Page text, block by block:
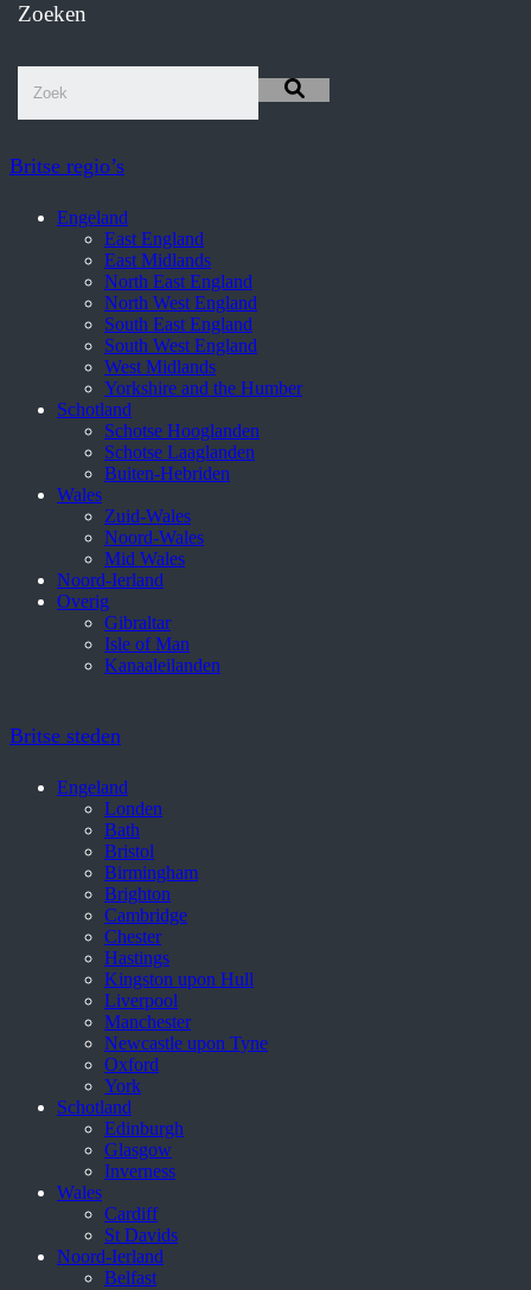
Zoeken
Britse regio’s
Engeland
East England
East Midlands
North East England
North West England
South East England
South West England
West Midlands
Yorkshire and the Humber
Schotland
Schotse Hooglanden
Schotse Laaglanden
Buiten-Hebriden
Wales
Zuid-Wales
Noord-Wales
Mid Wales
Noord-Ierland
Overig
Gibraltar
Isle of Man
Kanaaleilanden
Britse steden
Engeland
Londen
Bath
Bristol
Birmingham
Brighton
Cambridge
Chester
Hastings
Kingston upon Hull
Liverpool
Manchester
Newcastle upon Tyne
Oxford
York
Schotland
Edinburgh
Glasgow
Inverness
Wales
Cardiff
St Davids
Noord-Ierland
Belfast